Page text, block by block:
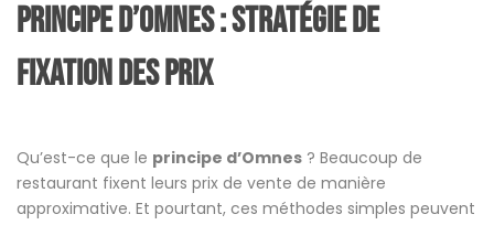
Principe d’Omnes : Stratégie de
fixation des prix
Qu’est-ce que le principe d’Omnes ? Beaucoup de
restaurant fixent leurs prix de vente de manière
approximative. Et pourtant, ces méthodes simples peuvent